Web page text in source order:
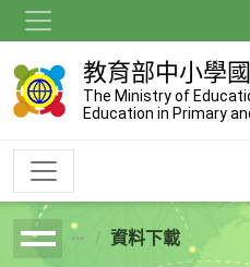
到
主
要
內
教育部中小學
The Ministry of
Education in Primary
breadcrumb資料下載